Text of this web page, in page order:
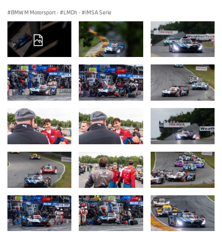
BMW M Motorsport · LMDh · IMSA Serie